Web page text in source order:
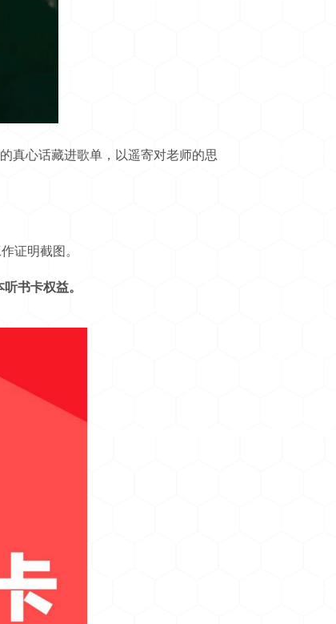
真心话藏进歌单，以遥寄对老师的思
证明截图。
书卡权益。